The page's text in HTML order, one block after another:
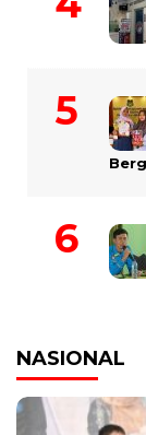
NASIONAL